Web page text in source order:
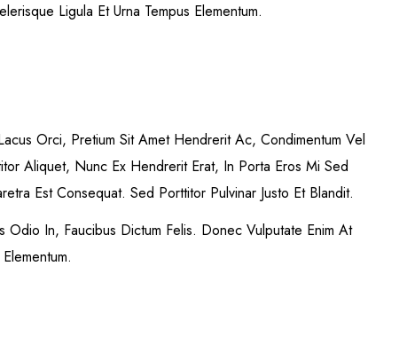
Ligula Et Urna Tempus Elementum.
Orci, Pretium Sit Amet Hendrerit Ac, Condimentum Vel
Aliquet, Nunc Ex Hendrerit Erat, In Porta Eros Mi Sed
Est Consequat. Sed Porttitor Pulvinar Justo Et Blandit.
In, Faucibus Dictum Felis. Donec Vulputate Enim At